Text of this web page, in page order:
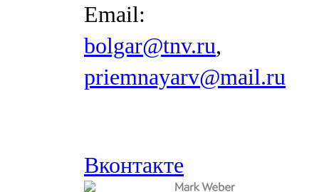
Email:
bolgar@tnv.ru,
priemnayarv@mail.ru
Вконтакте